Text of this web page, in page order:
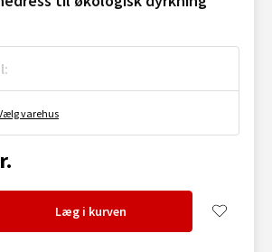
varehus
Læg i kurven